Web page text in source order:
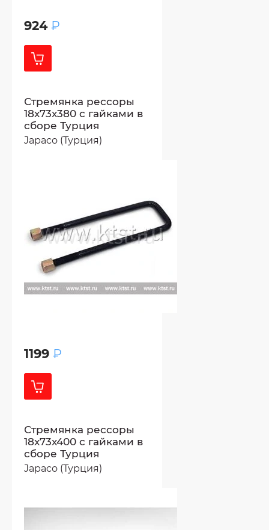
924 ₽
Стремянка рессоры
18x73x380 с гайками в
сборе Турция
Japaco (Турция)
1199 ₽
Стремянка рессоры
18x73x400 с гайками в
сборе Турция
Japaco (Турция)